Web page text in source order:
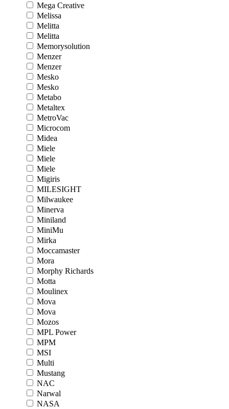
Mega Creative
Melissa
Melitta
Melitta
Memorysolution
Menzer
Menzer
Mesko
Mesko
Metabo
Metaltex
MetroVac
Microcom
Midea
Miele
Miele
Miele
Migiris
MILESIGHT
Milwaukee
Minerva
Miniland
MiniMu
Mirka
Moccamaster
Mora
Morphy Richards
Motta
Moulinex
Mova
Mova
Mozos
MPL Power
MPM
MSI
Multi
Mustang
NAC
Narwal
NASA